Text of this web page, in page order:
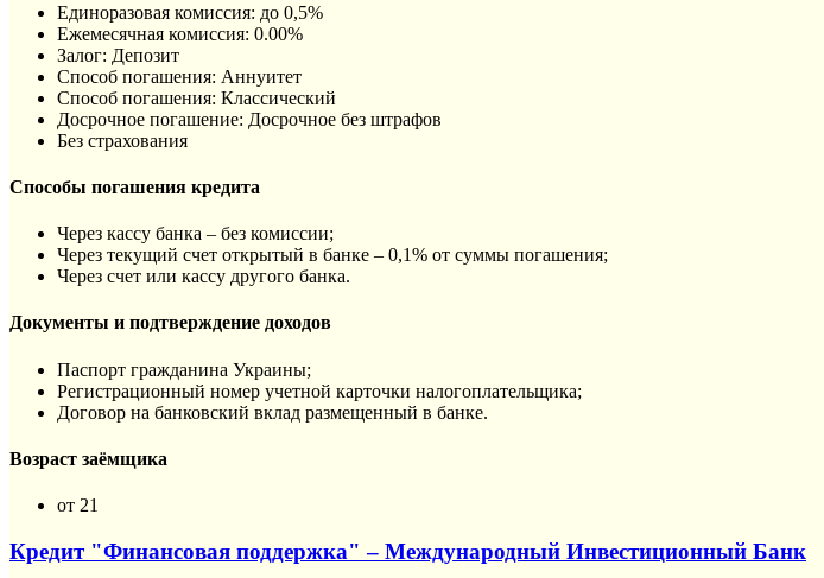
Единоразовая комиссия: до 0,5%
Ежемесячная комиссия: 0.00%
Залог: Депозит
Способ погашения: Aннуитет
Способ погашения: Классический
Досрочное погашение: Досрочное без штрафов
Без страхования
Способы погашения кредита
Через кассу банка – без комиссии;
Через текущий счет открытый в банке – 0,1% от суммы погашения;
Через счет или кассу другого банка.
Документы и подтверждение доходов
Паспорт гражданина Украины;
Регистрационный номер учетной карточки налогоплательщика;
Договор на банковский вклад размещенный в банке.
Возраст заёмщика
от 21
Кредит "Финансовая поддержка" – Международный Инвестиционный Банк